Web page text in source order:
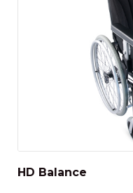
HD Balance